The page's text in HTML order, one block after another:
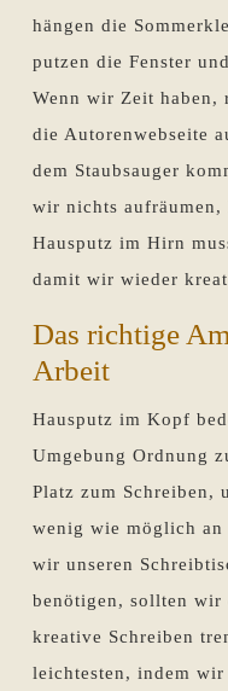
hängen die
putzen die Fenster
Wenn wir Zeit haben,
die Autorenwebseite
dem Staubsauger
wir nichts aufräumen,
Hausputz im Hirn
damit wir wieder
Das richtige
Arbeit
Hausputz im Kopf
Umgebung Ordnung
Platz zum Schreiben,
wenig wie möglich an
wir unseren
benötigen, sollten wir
kreative Schreiben
leichtesten, indem